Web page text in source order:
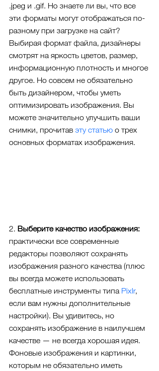
.jpeg и .gif. Но знаете ли вы, что все
эти форматы могут отображаться по-
разному при загрузке на сайт?
Выбирая формат файла, дизайнеры
смотрят на яркость цветов, размер,
информационную плотность и многое
другое. Но совсем не обязательно
быть дизайнером, чтобы уметь
оптимизировать изображения. Вы
можете значительно улучшить ваши
снимки, прочитав эту статью о трех
основных форматах изображения.
2. Выберите качество изображения:
практически все современные
редакторы позволяют сохранять
изображения разного качества (плюс
вы всегда можете использовать
бесплатные инструменты типа Pixlr,
если вам нужны дополнительные
настройки). Вы удивитесь, но
сохранять изображение в наилучшем
качестве — не всегда хорошая идея.
Фоновые изображения и картинки,
которым не обязательно иметь